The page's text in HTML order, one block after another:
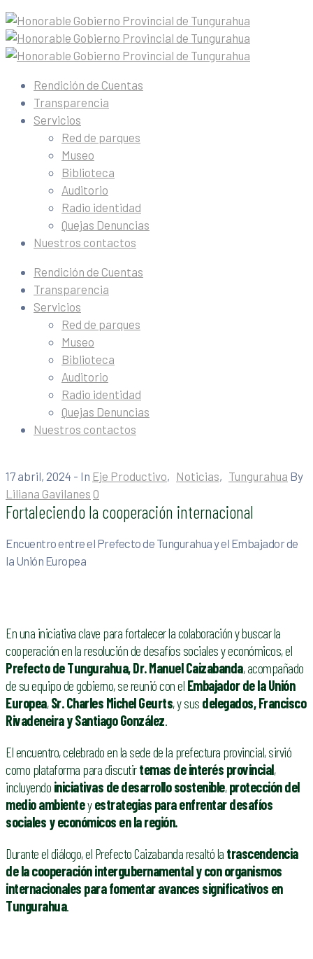
Rendición de Cuentas
Transparencia
Servicios
Red de parques
Museo
Biblioteca
Auditorio
Radio identidad
Quejas Denuncias
Nuestros contactos
Rendición de Cuentas
Transparencia
Servicios
Red de parques
Museo
Biblioteca
Auditorio
Radio identidad
Quejas Denuncias
Nuestros contactos
17 abril, 2024 - In Eje Productivo‚ Noticias‚ Tungurahua By
Liliana Gavilanes 0
Fortaleciendo la cooperación internacional
Encuentro entre el Prefecto de Tungurahua y el Embajador de
la Unión Europea
En una iniciativa clave para fortalecer la colaboración y buscar la
cooperación en la resolución de desafíos sociales y económicos, el
Prefecto de Tungurahua, Dr. Manuel Caizabanda, acompañado
de su equipo de gobierno, se reunió con el Embajador de la Unión
Europea,Sr. Charles Michel Geurts, y sus delegados, Francisco
Rivadeneira y Santiago González.
El encuentro, celebrado en la sede de la prefectura provincial, sirvió
como plataforma para discutirtemas de interés provincial,
incluyendo iniciativas de desarrollo sostenible,protección del
medio ambienteyestrategias para enfrentar desafíos
sociales y económicos en la región.
Durante el diálogo, el Prefecto Caizabanda resaltó la trascendencia
de la cooperación intergubernamental y con organismos
internacionales para fomentar avances significativos en
Tungurahua.